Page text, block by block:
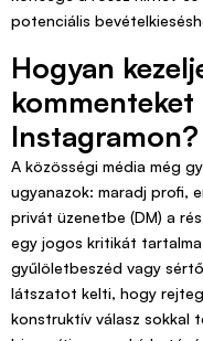
potenciális
Hogyan
kommenteket
Instagramon?
A közösségi média még
ugyanazok: maradj profi,
privát üzenetbe (DM) a
egy jogos kritikát
gyűlöletbeszéd vagy
látszatot kelti, hogy
konstruktív válasz sokkal